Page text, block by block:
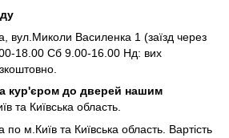
вул.Миколи Василенка 1 (заїзд через
18.00 Сб 9.00-16.00 Нд: вих
кур'єром до дверей нашим
та Київська область.
м.Київ та Київська область. Вартість